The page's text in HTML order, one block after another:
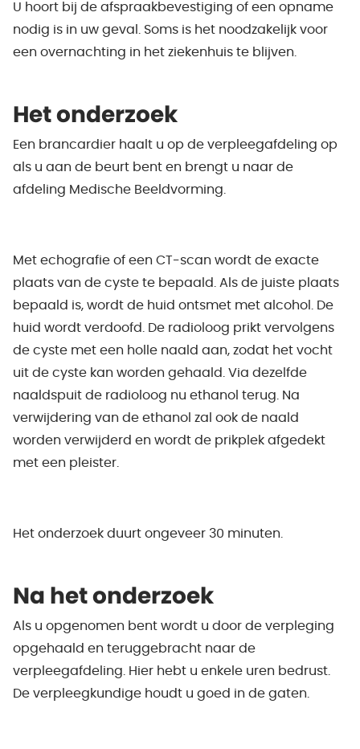
U hoort bij de afspraakbevestiging of een opname
nodig is in uw geval. Soms is het noodzakelijk voor
een overnachting in het ziekenhuis te blijven.
Het onderzoek
Een brancardier haalt u op de verpleegafdeling op
als u aan de beurt bent en brengt u naar de
afdeling Medische Beeldvorming.
Met echografie of een CT-scan wordt de exacte
plaats van de cyste te bepaald. Als de juiste plaats
bepaald is, wordt de huid ontsmet met alcohol. De
huid wordt verdoofd. De radioloog prikt vervolgens
de cyste met een holle naald aan, zodat het vocht
uit de cyste kan worden gehaald. Via dezelfde
naaldspuit de radioloog nu ethanol terug. Na
verwijdering van de ethanol zal ook de naald
worden verwijderd en wordt de prikplek afgedekt
met een pleister.
Het onderzoek duurt ongeveer 30 minuten.
Na het onderzoek
Als u opgenomen bent wordt u door de verpleging
opgehaald en teruggebracht naar de
verpleegafdeling. Hier hebt u enkele uren bedrust.
De verpleegkundige houdt u goed in de gaten.